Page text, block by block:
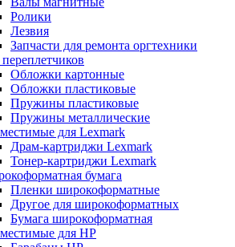
Ролики
Лезвия
Запчасти для ремонта оргтехники
Обложки картонные
Обложки пластиковые
Пружины пластиковые
Пружины металлические
для Lexmark
Драм-картриджи Lexmark
Тонер-картриджи Lexmark
бумага
Пленки широкоформатные
Другое для широкоформатных
Бумага широкоформатная
для HP